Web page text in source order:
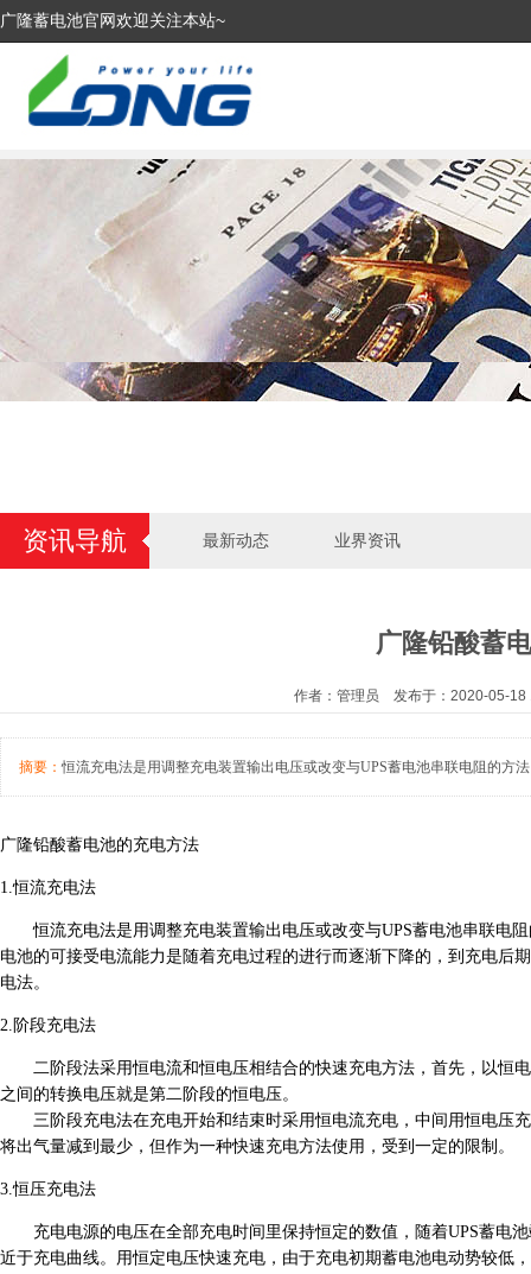
广隆蓄电池官网欢迎关注本站~
资讯导航 最新动态 业界资讯
广隆铅酸蓄
作者：管理员 发布于：2020-05-
摘要：恒流充电法是用调整充电装置输出电压或改变与UPS蓄电池串联电阻的方
广隆铅酸蓄电池的充电方法
1.恒流充电法
恒流充电法是用调整充电装置输出电压或改变与UPS蓄电池串联电
电池的可接受电流能力是随着充电过程的进行而逐渐下降的，到充电后
电法。
2.阶段充电法
二阶段法采用恒电流和恒电压相结合的快速充电方法，首先，以恒
之间的转换电压就是第二阶段的恒电压。
三阶段充电法在充电开始和结束时采用恒电流充电，中间用恒电压
将出气量减到最少，但作为一种快速充电方法使用，受到一定的限制。
3.恒压充电法
充电电源的电压在全部充电时间里保持恒定的数值，随着UPS蓄电池
近于充电曲线。用恒定电压快速充电，由于充电初期蓄电池电动势较低